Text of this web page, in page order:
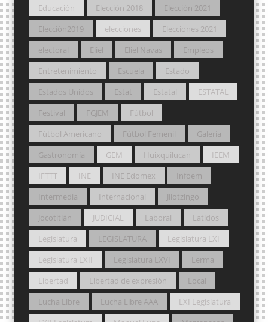
Educación
Elección 2018
Elección 2021
Elección2019
elecciones
Elecciones 2021
electoral
Eliel Eliel Navas
Empleos
Entretenimiento
Escuela
Estado
Estados Unidos
Estat Estatal
ESTATAL
Festival
FGJEM
Fútbol
Fútbol Americano
Fútbol Femenil
Galería
Gastronomía
GEM Huixquilucan
IEEM
IFTTT
INE INE Edomex
Infoem
Intermedia
Internacional
Jilotzingo
Jocotitlán
JUDICIAL Laboral
Latidos
Legislatura
LEGISLATURA
Legislatura LXI
Legislatura LXII
Legislatura LXVI
Lerma
Libertad
Libertad de expresión
Local
Lucha Libre
Lucha Libre AAA
LXI Legislatura